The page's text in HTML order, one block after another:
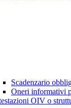
Scadenzario
Oneri informativi
OIV o